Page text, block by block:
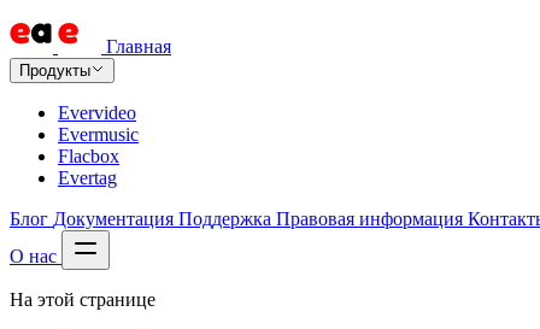
Главная
Продукты
Evervideo
Evermusic
Flacbox
Evertag
Блог Документация Поддержка Правовая информация
О нас
На этой странице